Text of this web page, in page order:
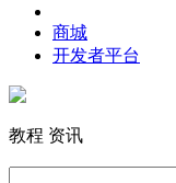
商城
开发者平台
教程 资讯